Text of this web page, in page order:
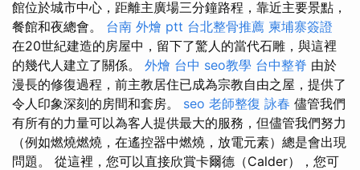
館位於城市中心，距離主廣場三分鐘路程，靠近主要景點，
餐館和夜總會。 台南 外燴 ptt 台北整骨推薦 柬埔寨簽證
在20世紀建造的房屋中，留下了驚人的當代石雕，與這裡
的幾代人建立了關係。 外燴 台中 seo教學 台中整脊 由於
漫長的修復過程，前主教居住已成為宗教自由之屋，提供了
令人印象深刻的房間和套房。 seo 老師整復 詠春 儘管我們
有所​​有的力量可以為客人提供最大的服務，但儘管我們努力
（例如燃燒燃燒，在遙控器中燃燒，放電元素）總是會出現
問題。 從這裡，您可以直接欣賞卡爾德（Calder），您可